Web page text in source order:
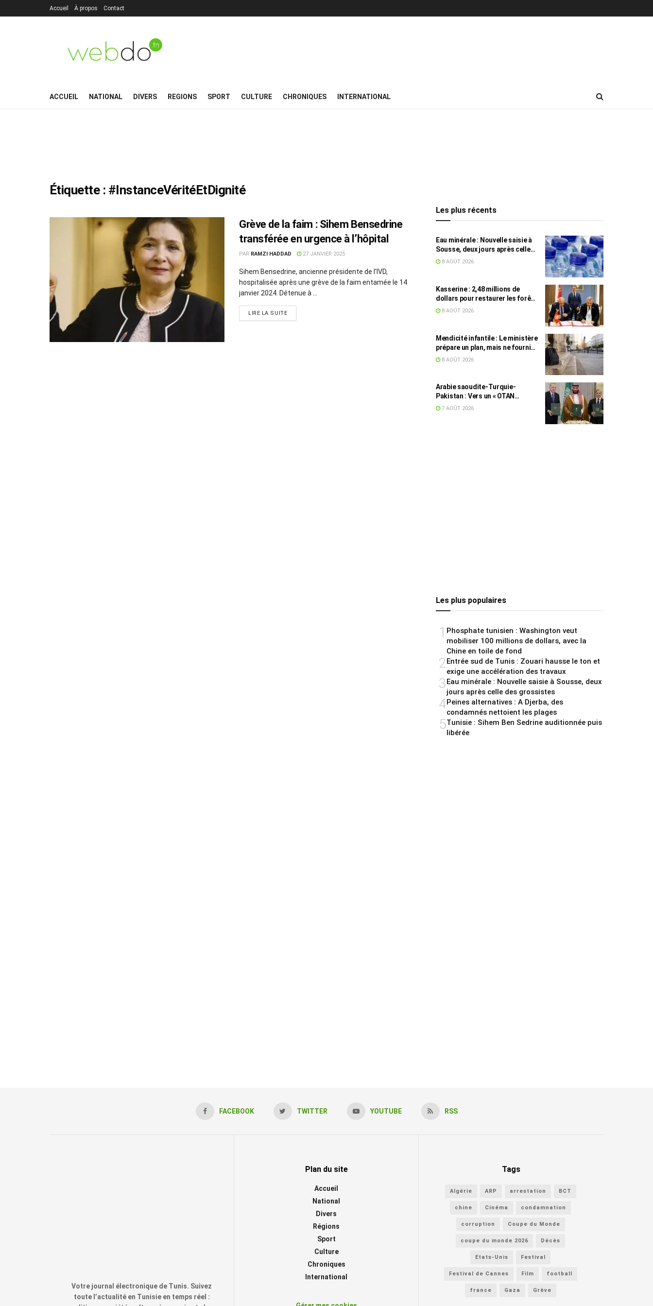
Accueil À propos Contact
ACCUEIL NATIONAL DIVERS REGIONS SPORT CULTURE CHRONIQUES INTERNATIONAL
Étiquette : #InstanceVéritéEtDignité
Grève de la faim : Sihem Bensedrine
transférée en urgence à l’hôpital
PAR RAMZI HADDAD 27 JANVIER 2025
Sihem Bensedrine, ancienne présidente de l'IVD,
hospitalisée après une grève de la faim entamée le 14
janvier 2024. Détenue à ...
LIRE LA SUITE
Les plus récents
Eau minérale : Nouvelle saisie à
Sousse, deux jours après celle
des grossistes
8 AOÛT 2026
Kasserine : 2,48 millions de
dollars pour restaurer les forêts
de pin d’Alep
8 AOÛT 2026
Mendicité infantile : Le ministère
prépare un plan, mais ne fournit
toujours aucun chiffre
8 AOÛT 2026
Arabie saoudite-Turquie-
Pakistan : Vers un « OTAN
islamique » ?
7 AOÛT 2026
Les plus populaires
1 Phosphate tunisien : Washington veut
mobiliser 100 millions de dollars, avec la
Chine en toile de fond
2Entrée sud de Tunis : Zouari hausse le ton et
exige une accélération des travaux
3Eau minérale : Nouvelle saisie à Sousse, deux
jours après celle des grossistes
4Peines alternatives : A Djerba, des
condamnés nettoient les plages
5Tunisie : Sihem Ben Sedrine auditionnée puis
libérée
FACEBOOK TWITTER YOUTUBE RSS
Votre journal électronique de Tunis. Suivez
toute l’actualité en Tunisie en temps réel :
Plan du site
Accueil
National
Divers
Régions
Sport
Culture
Chroniques
International
Tags
Algérie ARP arrestation BCT
chine Cinéma condamnation
corruption Coupe du Monde
coupe du monde 2026 Décès
Etats-Unis Festival
Festival de Cannes Film football
france Gaza Grève